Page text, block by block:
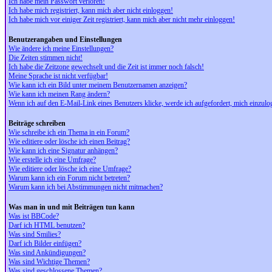
Ich habe mich registriert, kann mich aber nicht einloggen!
Ich habe mich vor einiger Zeit registriert, kann mich aber nicht mehr einloggen!
Benutzerangaben und Einstellungen
Wie ändere ich meine Einstellungen?
Die Zeiten stimmen nicht!
Ich habe die Zeitzone gewechselt und die Zeit ist immer noch falsch!
Meine Sprache ist nicht verfügbar!
Wie kann ich ein Bild unter meinem Benutzernamen anzeigen?
Wie kann ich meinen Rang ändern?
Wenn ich auf den E-Mail-Link eines Benutzers klicke, werde ich aufgefordert, mich
Beiträge schreiben
Wie schreibe ich ein Thema in ein Forum?
Wie editiere oder lösche ich einen Beitrag?
Wie kann ich eine Signatur anhängen?
Wie erstelle ich eine Umfrage?
Wie editiere oder lösche ich eine Umfrage?
Warum kann ich ein Forum nicht betreten?
Warum kann ich bei Abstimmungen nicht mitmachen?
Was man in und mit Beiträgen tun kann
Was ist BBCode?
Darf ich HTML benutzen?
Was sind Smilies?
Darf ich Bilder einfügen?
Was sind Ankündigungen?
Was sind Wichtige Themen?